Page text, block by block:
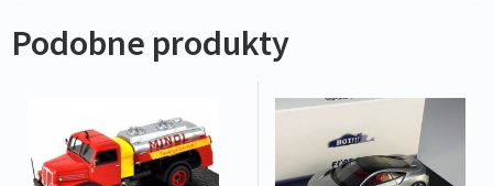
Podobne produkty